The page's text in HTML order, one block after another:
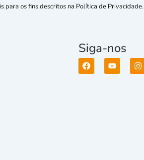
para os fins descritos na Política de Privacidade.
Siga-nos